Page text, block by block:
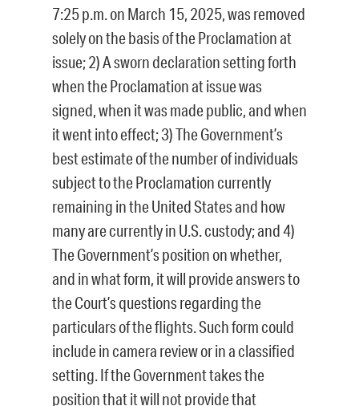
7:25 p.m. on March 15, 2025, was removed
solely on the basis of the Proclamation at
issue; 2) A sworn declaration setting forth
when the Proclamation at issue was
signed, when it was made public, and when
it went into effect; 3) The Government’s
best estimate of the number of individuals
subject to the Proclamation currently
remaining in the United States and how
many are currently in U.S. custody; and 4)
The Government’s position on whether,
and in what form, it will provide answers to
the Court’s questions regarding the
particulars of the flights. Such form could
include in camera review or in a classified
setting. If the Government takes the
position that it will not provide that